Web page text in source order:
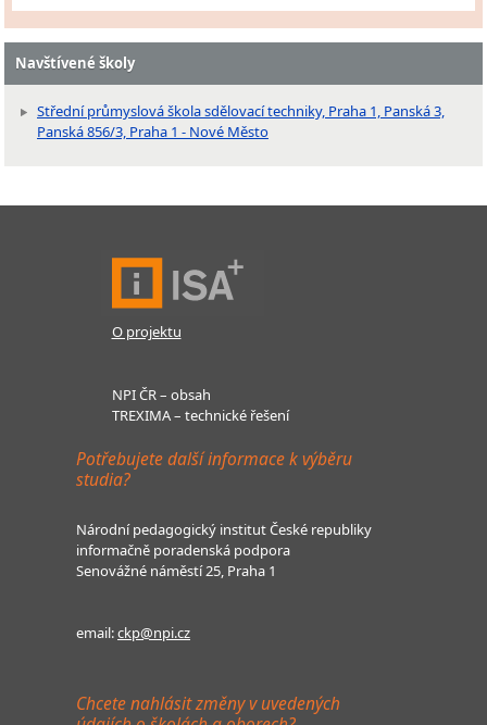
Navštívené školy
Střední průmyslová škola sdělovací techniky, Praha 1, Panská 3,
Panská 856/3, Praha 1 - Nové Město
O projektu
NPI ČR – obsah
TREXIMA – technické řešení
Potřebujete další informace k výběru
studia?
Národní pedagogický institut České republiky
informačně poradenská podpora
Senovážné náměstí 25, Praha 1
email:ckp@npi.cz
Chcete nahlásit změny v uvedených